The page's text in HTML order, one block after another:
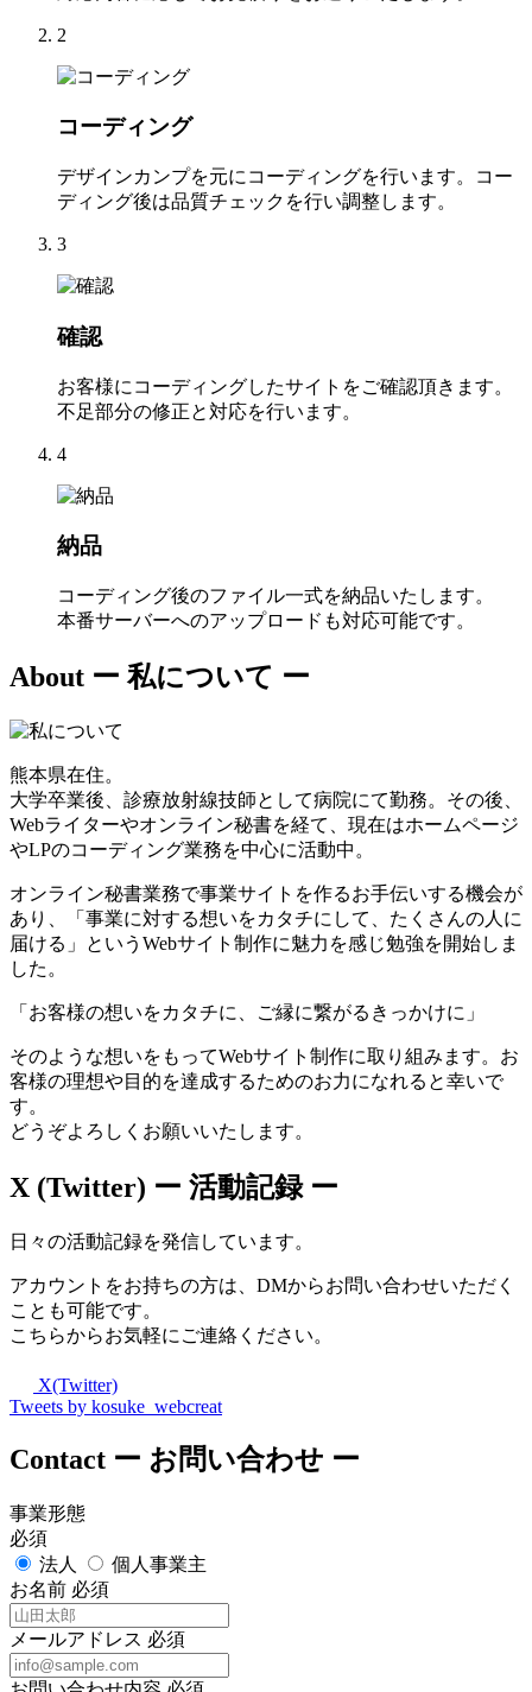
2
コーディング
デザインカンプを元にコーディングを行います。コー
ディング後は品質チェックを行い調整します。
3
確認
お客様にコーディングしたサイトをご確認頂きます。
不足部分の修正と対応を行います。
4
納品
コーディング後のファイル一式を納品いたします。
本番サーバーへのアップロードも対応可能です。
About ー 私について ー
熊本県在住。
大学卒業後、診療放射線技師として病院にて勤務。その後、
Webライターやオンライン秘書を経て、現在はホームページ
やLPのコーディング業務を中心に活動中。
オンライン秘書業務で事業サイトを作るお手伝いする機会が
あり、「事業に対する想いをカタチにして、たくさんの人に
届ける」というWebサイト制作に魅力を感じ勉強を開始しま
した。
「お客様の想いをカタチに、ご縁に繋がるきっかけに」
そのような想いをもってWebサイト制作に取り組みます。お
客様の理想や目的を達成するためのお力になれると幸いで
す。
どうぞよろしくお願いいたします。
X (Twitter) ー 活動記録 ー
日々の活動記録を発信しています。
アカウントをお持ちの方は、DMからお問い合わせいただく
ことも可能です。
こちらからお気軽にご連絡ください。
X(Twitter)
Tweets by kosuke_webcreat
Contact ー お問い合わせ ー
事業形態
必須
法人
個人事業主
お名前 必須
メールアドレス 必須